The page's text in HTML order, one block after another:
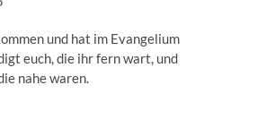
und hat im Evangelium
euch, die ihr fern wart, und
nahe waren.